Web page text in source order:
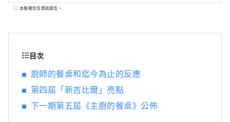
如果將“地區振興”定義為利用日本各地區的
根結底，主角是“人”，我相信多元化的人混
合在一起會增強富山的吸引力。
本服務包含贊助廣告。
目次
廚師的餐桌和迄今為止的反應
第四屆「新吉比爾」亮點
下一期第五屆《主廚的餐桌》公佈